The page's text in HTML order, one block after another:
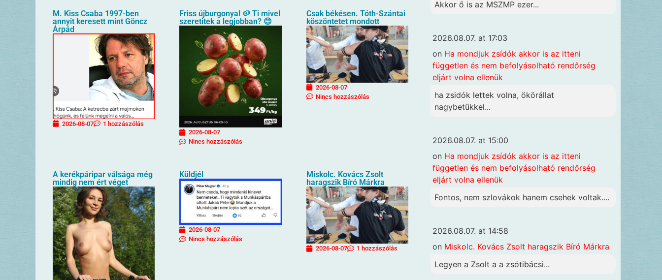
M. Kiss Csaba 1997-ben
annyit keresett mint Göncz
Árpád
2026-08-07 1 hozzászólás
Friss újburgonya! 🥔 Ti mivel
szeretitek a legjobban? 😊
2026-08-07
Nincs hozzászólás
Csak békésen. Tóth-Szántai
köszöntetet mondott
2026-08-07
Nincs hozzászólás
A kerékpáripar válsága még
mindig nem ért véget
Küldjél
2026-08-07
Nincs hozzászólás
Miskolc. Kovács Zsolt
haragszik Bíró Márkra
2026-08-07 1 hozzászólás
Akkor ő is az MSZMP ezer...
2026.08.07. at 17:03
on Ha mondjuk zsídók akkor is az itteni
független és nem befolyásolható rendőrség
eljárt volna ellenük
ha zsidók lettek volna, ökörállat
nagybetűkkel...
2026.08.07. at 15:00
on Ha mondjuk zsídók akkor is az itteni
független és nem befolyásolható rendőrség
eljárt volna ellenük
Fontos, nem szlovákok hanem csehek voltak....
2026.08.07. at 14:58
on Miskolc. Kovács Zsolt haragszik Bíró Márkra
Legyen a Zsolt a a zsótibácsi...